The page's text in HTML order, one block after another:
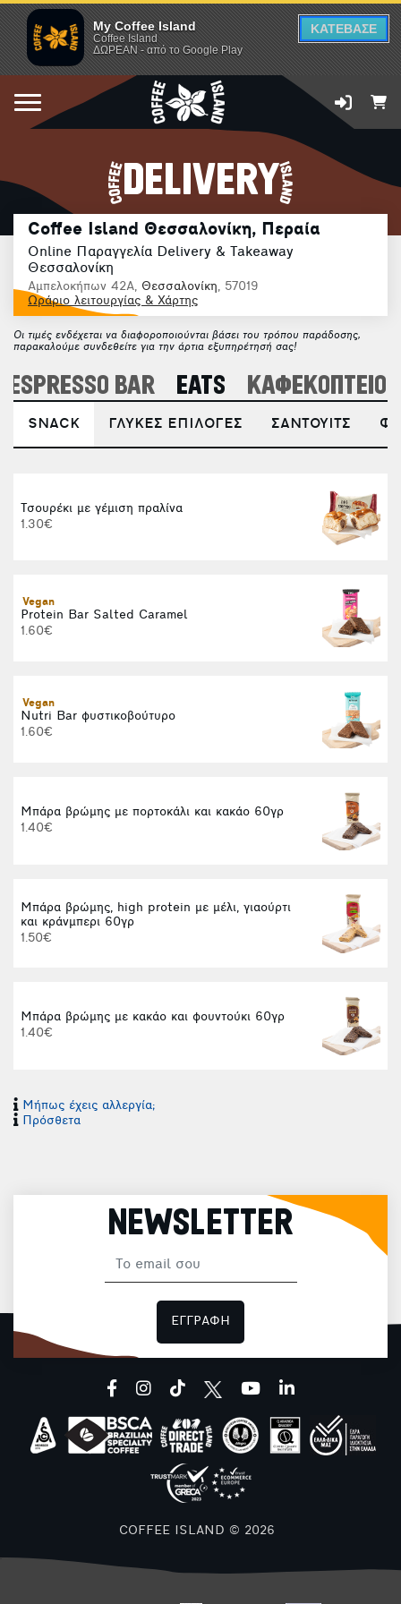
My Coffee Island
Coffee Island
ΔΩΡΕΑΝ - από το Google Play
ΚΑΤΕΒΑΣΕ
DELIVERY
Coffee Island Θεσσαλονίκη, Περαία
Online Παραγγελία Delivery & Takeaway
Θεσσαλονίκη
Αμπελοκήπων 42Α, Θεσσαλονίκη, 57019
Ωράριο λειτουργίας & Χάρτης
Οι τιμές ενδέχεται να διαφοροποιούνται βάσει του τρόπου παράδοσης,
παρακαλούμε συνδεθείτε για την άρτια εξυπηρέτησή σας!
ESPRESSO BAR EATS ΚΑΦΕΚΟΠΤΕΙΟ
SNACK ΓΛΥΚΕΣ ΕΠΙΛΟΓΕΣ ΣΑΝΤΟΥΙΤΣ
Τσουρέκι με γέμιση πραλίνα
1.30€
Vegan
Protein Bar Salted Caramel
1.60€
Vegan
Nutri Bar φυστικοβούτυρο
1.60€
Μπάρα βρώμης με πορτοκάλι και κακάο 60γρ
1.40€
Μπάρα βρώμης, high protein με μέλι, γιαούρτι
και κράνμπερι 60γρ
1.50€
Μπάρα βρώμης με κακάο και φουντούκι 60γρ
1.40€
Μήπως έχεις αλλεργία;
Πρόσθετα
NEWSLETTER
ΕΓΓΡΑΦΗ
facebookinstagram
tiktok youtubelinkedin
COFFEE ISLAND © 2026